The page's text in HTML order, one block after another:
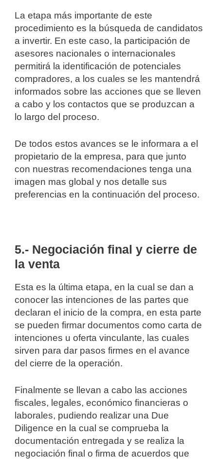
La etapa más importante de este
procedimiento es la búsqueda de candidatos
a invertir. En este caso, la participación de
asesores nacionales o internacionales
permitirá la identificación de potenciales
compradores, a los cuales se les mantendrá
informados sobre las acciones que se lleven
a cabo y los contactos que se produzcan a
lo largo del proceso.
De todos estos avances se le informara a el
propietario de la empresa, para que junto
con nuestras recomendaciones tenga una
imagen mas global y nos detalle sus
preferencias en la continuación del proceso.
5.- Negociación final y cierre de
la venta
Esta es la última etapa, en la cual se dan a
conocer las intenciones de las partes que
declaran el inicio de la compra, en esta parte
se pueden firmar documentos como carta de
intenciones u oferta vinculante, las cuales
sirven para dar pasos firmes en el avance
del cierre de la operación.
Finalmente se llevan a cabo las acciones
fiscales, legales, económico financieras o
laborales, pudiendo realizar una Due
Diligence en la cual se comprueba la
documentación entregada y se realiza la
negociación final o firma de acuerdos que